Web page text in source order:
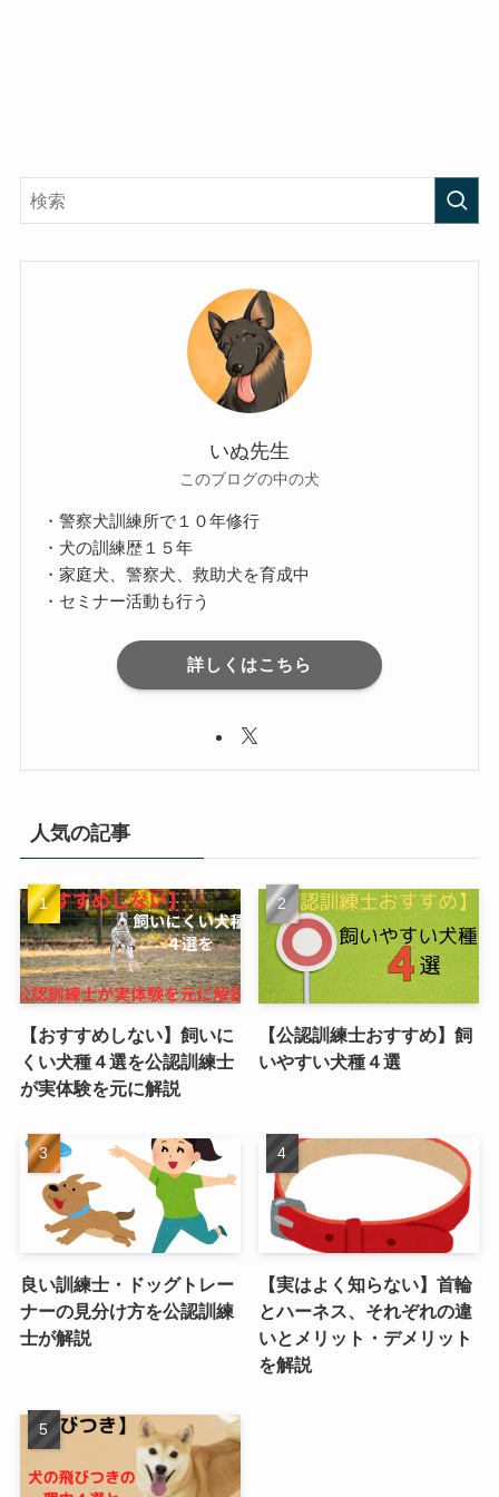
いぬ先生
このブログの中の犬
・警察犬訓練所で１０年修行
・犬の訓練歴１５年
・家庭犬、警察犬、救助犬を育成中
・セミナー活動も行う
詳しくはこちら
人気の記事
【おすすめしない】飼いに
くい犬種４選を公認訓練士
が実体験を元に解説
【公認訓練士おすすめ】飼
いやすい犬種４選
良い訓練士・ドッグトレー
ナーの見分け方を公認訓練
士が解説
【実はよく知らない】首輪
とハーネス、それぞれの違
いとメリット・デメリット
を解説